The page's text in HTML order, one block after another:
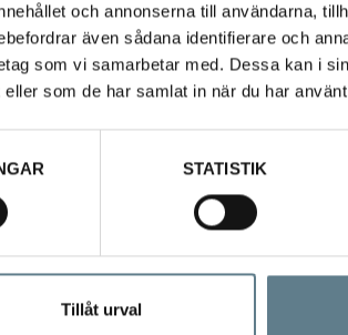
och annonserna till användarna,
även sådana identifierare och
som vi samarbetar med. Dessa kan i
som de har samlat in när du har
STATISTIK
Tillåt urval
till 260 grader. Tål maskindisk.